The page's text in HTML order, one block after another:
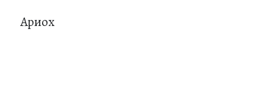
Ариох